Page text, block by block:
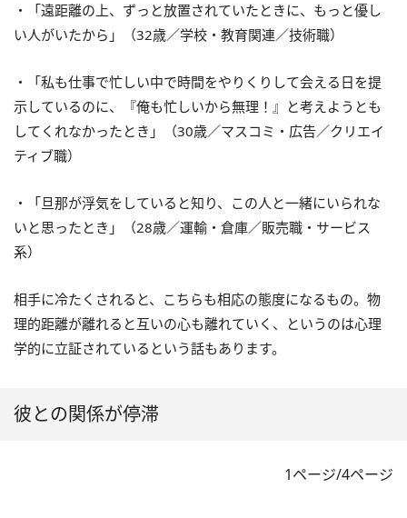
・「遠距離の上、ずっと放置されていたときに、もっと優し
い人がいたから」（32歳／学校・教育関連／技術職）
・「私も仕事で忙しい中で時間をやりくりして会える日を提
示しているのに、『俺も忙しいから無理！』と考えようとも
してくれなかったとき」（30歳／マスコミ・広告／クリエイ
ティブ職）
・「旦那が浮気をしていると知り、この人と一緒にいられな
いと思ったとき」（28歳／運輸・倉庫／販売職・サービス
系）
相手に冷たくされると、こちらも相応の態度になるもの。物
理的距離が離れると互いの心も離れていく、というのは心理
学的に立証されているという話もあります。
彼との関係が停滞
1ページ/4ページ